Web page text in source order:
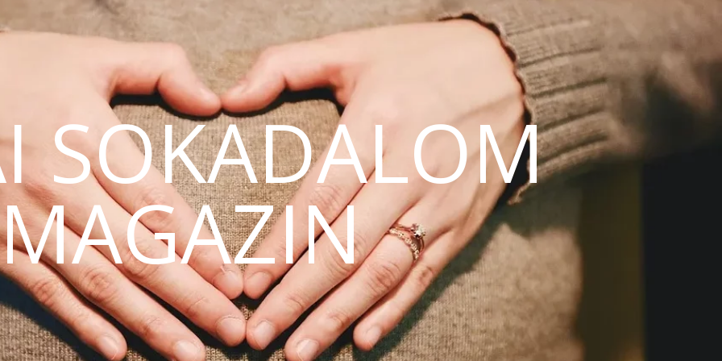
SOKADALOM
MAGAZIN